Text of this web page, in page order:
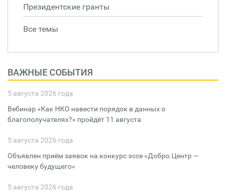
Президентские гранты
Все темы
ВАЖНЫЕ СОБЫТИЯ
5 августа 2026 года
Вебинар «Как НКО навести порядок в данных о
благополучателях?» пройдёт 11 августа
5 августа 2026 года
Объявлен приём заявок на конкурс эссе «Добро.Центр —
человеку будущего»
5 августа 2026 года